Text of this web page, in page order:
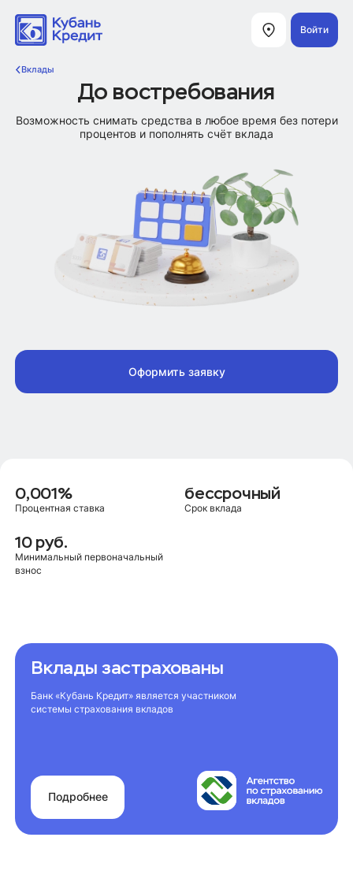
Войти
Оформить заявку
До востребования
Возможность снимать средства в любое время без потери
процентов и пополнять счёт вклада
0,001%
Процентная ставка
бессрочный
Срок вклада
10 руб.
Минимальный первоначальный
взнос
Вклады застрахованы
Банк «Кубань Кредит» является участником
системы страхования вкладов
Подробнее
Вклады